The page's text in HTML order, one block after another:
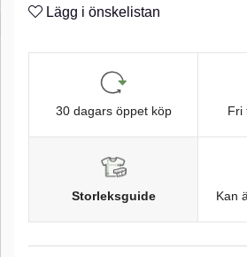
Lägg i önskelistan
30 dagars öppet köp Fri
Storleksguide Kan